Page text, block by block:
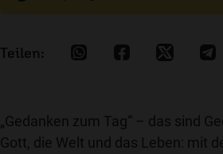
„Gedanken zum Tag“ – das sind
Gott, die Welt und das Leben: mit